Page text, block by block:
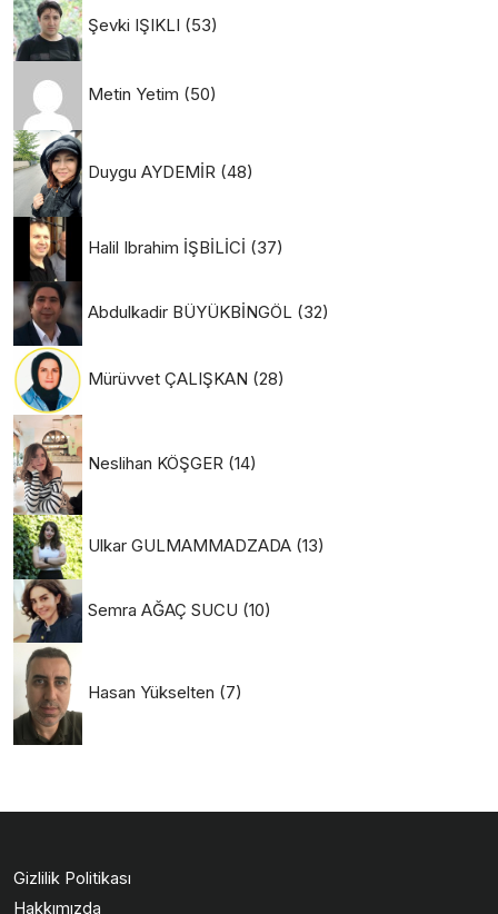
Şevki IŞIKLI (53)
Metin Yetim (50)
Duygu AYDEMİR (48)
Halil Ibrahim İŞBİLİCİ (37)
Abdulkadir BÜYÜKBİNGÖL (32)
Mürüvvet ÇALIŞKAN (28)
Neslihan KÖŞGER (14)
Ulkar GULMAMMADZADA (13)
Semra AĞAÇ SUCU (10)
Hasan Yükselten (7)
Gizlilik Politikası
Hakkımızda